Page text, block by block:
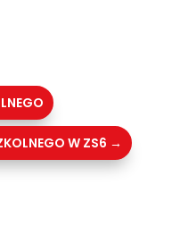
W ZS6 →